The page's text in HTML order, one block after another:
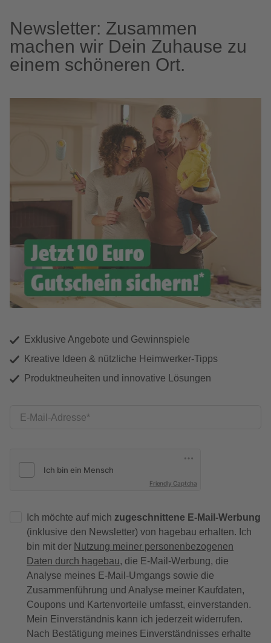
Newsletter: Zusammen
machen wir Dein Zuhause zu
einem schöneren Ort.
Exklusive Angebote und Gewinnspiele
Kreative Ideen & nützliche Heimwerker-Tipps
Produktneuheiten und innovative Lösungen
E-Mail-Adresse
Friendly Captcha
Ich möchte auf mich zugeschnittene E-Mail-Werbung
(inklusive den Newsletter) von hagebau erhalten. Ich
bin mit der Nutzung meiner personenbezogenen
Daten durch hagebau, die E-Mail-Werbung, die
Analyse meines E-Mail-Umgangs sowie die
Zusammenführung und Analyse meiner Kaufdaten,
Coupons und Kartenvorteile umfasst, einverstanden.
Mein Einverständnis kann ich jederzeit widerrufen.
Nach Bestätigung meines Einverständnisses erhalte